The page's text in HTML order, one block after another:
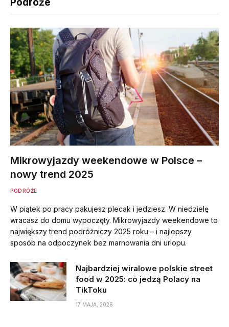
Podróże
Mikrowyjazdy weekendowe w Polsce –
nowy trend 2025
PODRÓŻE
W piątek po pracy pakujesz plecak i jedziesz. W niedzielę
wracasz do domu wypoczęty. Mikrowyjazdy weekendowe to
największy trend podróżniczy 2025 roku – i najlepszy
sposób na odpoczynek bez marnowania dni urlopu.
Najbardziej wiralowe polskie street
food w 2025: co jedzą Polacy na
TikToku
17 MAJA, 2026